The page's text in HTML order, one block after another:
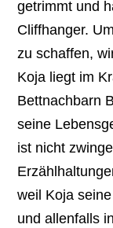
getrimmt und
Cliffhanger.
zu schaffen,
Koja liegt im
Bettnachbarn
seine
ist nicht
weil Koja
und allenfalls